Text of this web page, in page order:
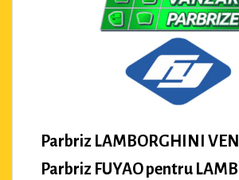
Parbriz LAMBORGHINI
Parbriz FUYAO pentru